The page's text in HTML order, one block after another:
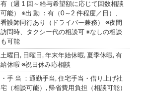
有（週 1 回～給与希望額に応じて回数相談
可能） ※出 動 ：有（0～2 件程度／日）、
看護師同行あり（ドライバー兼務） ※夜間
訪問時、タクシー代の相談可 ※なしの相談
も可能
土曜日, 日曜日, 年末年始休暇, 夏季休暇, 有
給休暇 ※祝日休み応相談
・手 当 ：通勤手当, 住宅手当・借り上げ社
宅（相談可能）, 帰省費用負担（相談可能）